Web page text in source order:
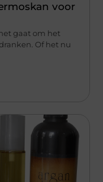
voor
gaat om het
Of het nu